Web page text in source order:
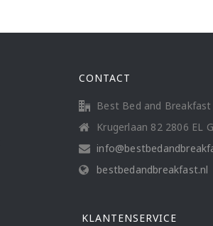
CONTACT
Best Bed and Breakfast
Krugerlaan 82 2806 EL
bestbedandbreakfast.nl
KLANTENSERVICE